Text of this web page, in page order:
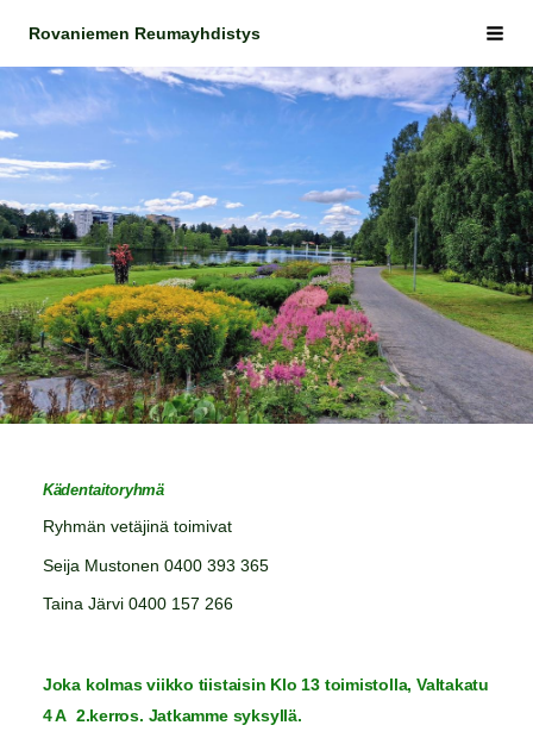
Siirry
sisältöön
Rovaniemen Reumayhdistys
Kädentaitoryhmä
Ryhmän vetäjinä toimivat
Seija Mustonen 0400 393 365
Taina Järvi 0400 157 266
Joka kolmas viikko tiistaisin Klo 13 toimistolla, Valtakatu
4 A 2.kerros. Jatkamme syksyllä.